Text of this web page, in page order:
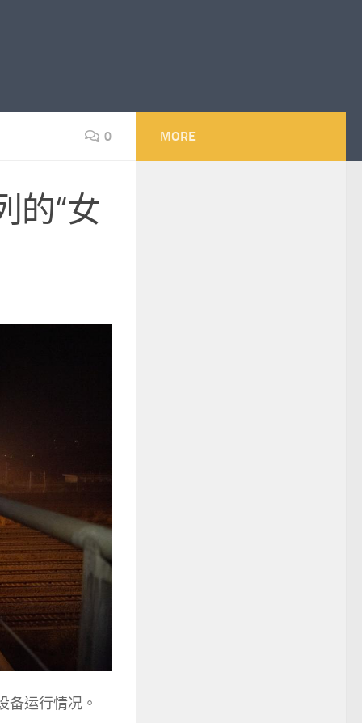
0
的“女
备运行情况。
MORE